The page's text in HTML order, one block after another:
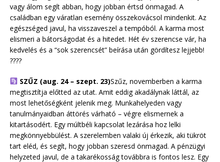
vagy álom segít abban, hogy jobban értsd önmagad. A
családban egy váratlan esemény összekovácsol mindenkit. Az
egészséged javul, ha visszaveszel a tempóból. A karma most
elismeri a bátorságodat és a hitedet. Hét év szerencse vár, ha
kedvelés és a “sok szerencsét” beírása után gördítesz lejjebb!
????
SZŰZ (aug. 24 – szept. 23)Szűz, novemberben a karma
megtisztítja előtted az utat. Amit eddig akadálynak láttál, az
most lehetőségként jelenik meg. Munkahelyeden vagy
tanulmányaidban áttörés várható – végre elismernek a
kitartásodért. Egy múltbéli kapcsolat lezárása hoz lelki
megkönnyebbülést. A szerelemben valaki új érkezik, aki tükröt
tart eléd, és segít, hogy jobban szeresd önmagad. A pénzügyi
helyzeted javul, de a takarékosság továbbra is fontos lesz. Egy